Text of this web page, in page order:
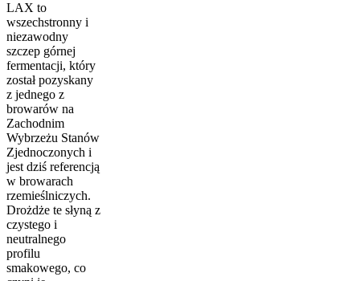
LAX to
wszechstronny i
niezawodny
szczep górnej
fermentacji, który
został pozyskany
z jednego z
browarów na
Zachodnim
Wybrzeżu Stanów
Zjednoczonych i
jest dziś referencją
w browarach
rzemieślniczych.
Drożdże te słyną z
czystego i
neutralnego
profilu
smakowego, co